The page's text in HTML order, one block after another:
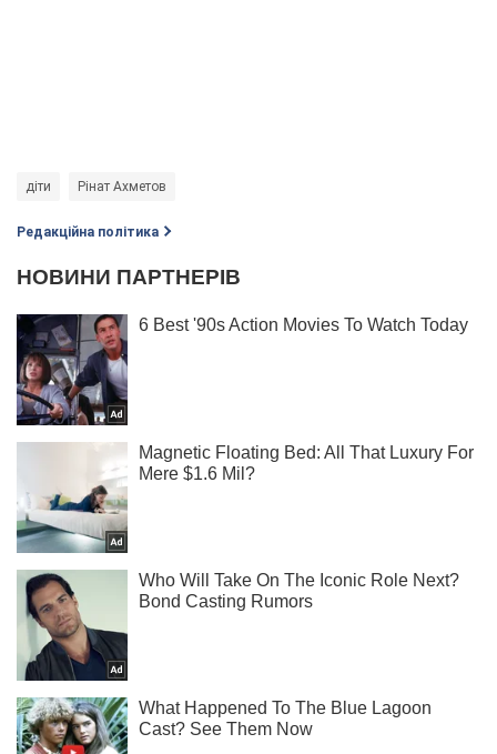
діти Рінат Ахметов
Редакційна політика